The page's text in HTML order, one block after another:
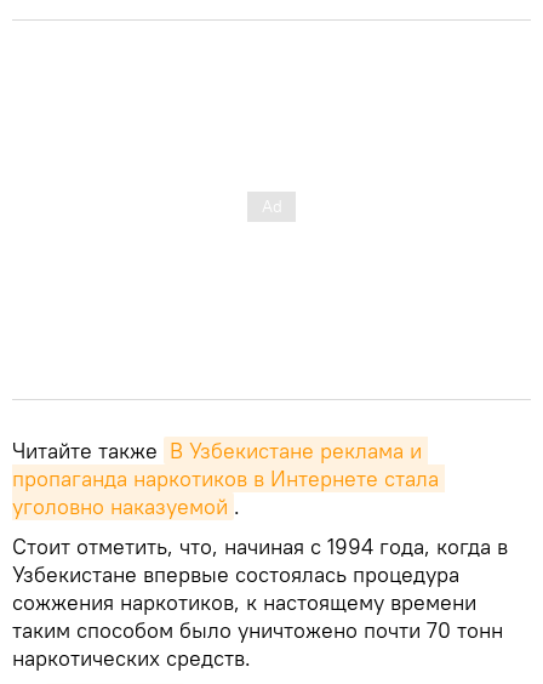
Читайте также В Узбекистане реклама и
пропаганда наркотиков в Интернете стала
уголовно наказуемой .
Стоит отметить, что, начиная с 1994 года, когда в
Узбекистане впервые состоялась процедура
сожжения наркотиков, к настоящему времени
таким способом было уничтожено почти 70 тонн
наркотических средств.